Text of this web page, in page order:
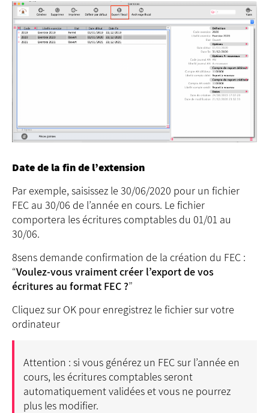
Date de la fin de l’extension
Par exemple, saisissez le 30/06/2020 pour un fichier
FEC au 30/06 de l’année en cours. Le fichier
comportera les écritures comptables du 01/01 au
30/06.
8sens demande confirmation de la création du FEC :
“Voulez-vous vraiment créer l’export de vos
écritures au format FEC ?”
Cliquez sur OK pour enregistrez le fichier sur votre
ordinateur
Attention : si vous générez un FEC sur l’année en
cours, les écritures comptables seront
automatiquement validées et vous ne pourrez
plus les modifier.